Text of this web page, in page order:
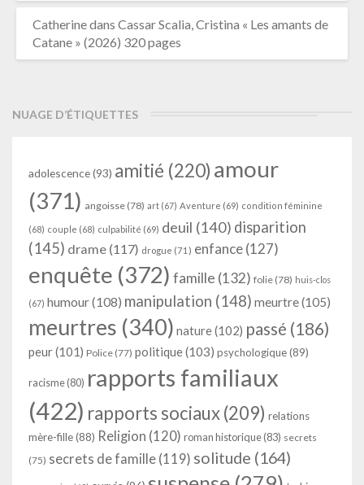
Catherinedans Cassar Scalia, Cristina « Les amants de
Catane » (2026) 320 pages
NUAGE D’ÉTIQUETTES
adolescence(93) amitié (220) amour
(371) angoisse (78) art (67) Aventure (69) condition féminine
(68) couple (68) culpabilité (69) deuil (140) disparition
(145) drame (117) drogue (71) enfance(127)
enquête (372) famille (132) folie (78) huis-clos
(67) humour(108) manipulation (148) meurtre(105)
meurtres (340) nature(102) passé (186)
peur(101) Police (77) politique(103) psychologique(89)
racisme (80) rapports familiaux
(422) rapports sociaux(209) relations
mère-fille(88) Religion (120) roman historique(83) secrets
(75) secrets de famille (119) solitude (164)